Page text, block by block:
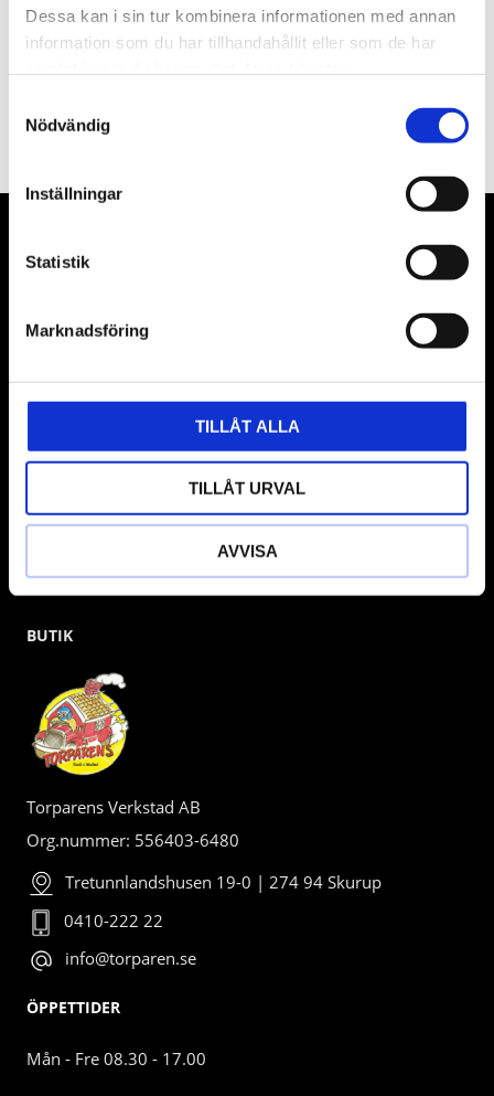
Dessa kan i sin tur kombinera informationen med annan
information som du har tillhandahållit eller som de har
Nödvändig
Inställningar
Statistik
Marknadsföring
TILLÅT ALLA
TILLÅT URVAL
AVVISA
Dina personuppgifter behandlas i enlighet med vår integritetspolicy
& däckmaskiner och Master luftmaskiner. Kontakta oss
gärna om vad som helst då vi gör vårt yttersta för att hjälpa
kunden.
BUTIK
Torparens Verkstad AB
Org.nummer: 556403-6480
Tretunnlandshusen 19-0 | 274 94 Skurup
0410-222 22
info@torparen.se
ÖPPETTIDER
Mån - Fre 08.30 - 17.00